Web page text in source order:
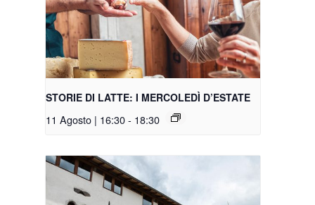
STORIE DI LATTE: I MERCOLEDÌ D’ESTATE
11 Agosto | 16:30- 18:30